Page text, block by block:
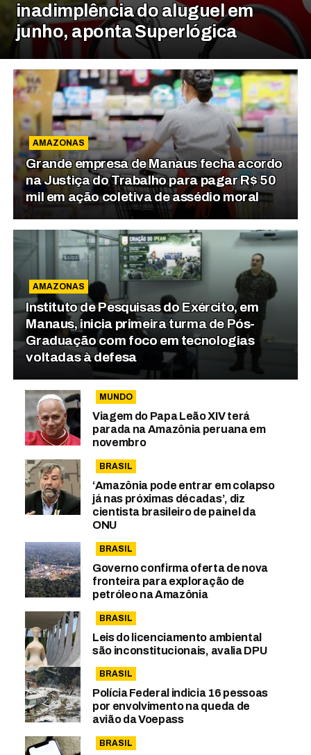
inadimplência do aluguel em
junho, aponta Superlógica
AMAZONAS
Grande empresa de Manaus fecha acordo
na Justiça do Trabalho para pagar R$ 50
mil em ação coletiva de assédio moral
AMAZONAS
Instituto de Pesquisas do Exército, em
Manaus, inicia primeira turma de Pós-
Graduação com foco em tecnologias
voltadas à defesa
MUNDO
Viagem do Papa Leão XIV terá
parada na Amazônia peruana em
novembro
BRASIL
‘Amazônia pode entrar em colapso
já nas próximas décadas’, diz
cientista brasileiro de painel da
ONU
BRASIL
Governo confirma oferta de nova
fronteira para exploração de
petróleo na Amazônia
BRASIL
Leis do licenciamento ambiental
são inconstitucionais, avalia DPU
BRASIL
Polícia Federal indicia 16 pessoas
por envolvimento na queda de
avião da Voepass
BRASIL